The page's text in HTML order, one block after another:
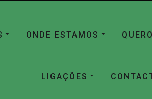
ONDE ESTAMOS
LIGAÇÕES